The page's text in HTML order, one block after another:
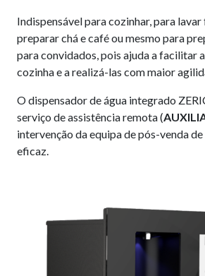
Indispensável para cozinhar, para
preparar chá e café ou mesmo para
para convidados, pois ajuda a facilitar
cozinha e a realizá-las com maior
O dispensador de água integrado
serviço de assistência remota (
intervenção da equipa de pós-venda
eficaz.